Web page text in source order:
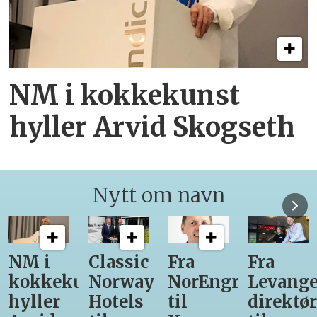
NM i kokkekunst
hyller Arvid Skogseth
Nytt om navn
Classic
Norway
Hotels
Fra
NorEngros
til
Fra
Levanger-
direktør
12
får